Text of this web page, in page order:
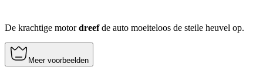
De krachtige motordreefde auto moeiteloos de steile heuvel op.
Meer voorbeelden